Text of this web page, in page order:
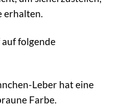
erhalten.
folgende
Leber hat eine
Farbe.